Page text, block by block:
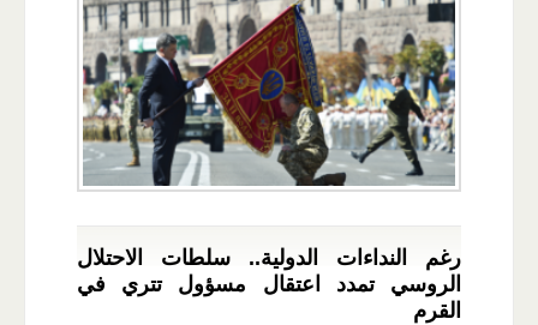
رغم النداءات الدولية.. سلطات الاحتلال
الروسي تمدد اعتقال مسؤول تتري في
القرم